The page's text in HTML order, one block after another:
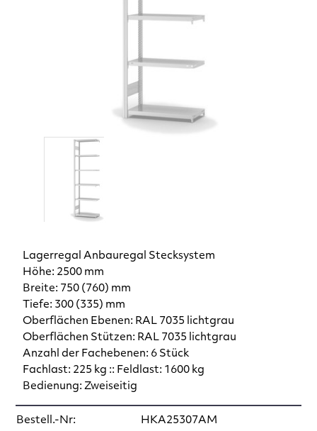
Lagerregal Anbauregal Stecksystem
Höhe: 2500 mm
Breite: 750 (760) mm
Tiefe: 300 (335) mm
Oberflächen Ebenen: RAL 7035 lichtgrau
Oberflächen Stützen: RAL 7035 lichtgrau
Anzahl der Fachebenen: 6 Stück
Fachlast: 225 kg :: Feldlast: 1600 kg
Bedienung: Zweiseitig
Bestell.-Nr: HKA25307AM